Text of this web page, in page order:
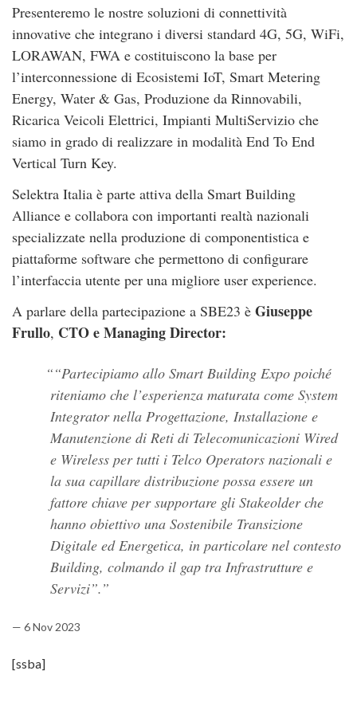
Presenteremo le nostre soluzioni di connettività
innovative che integrano i diversi standard 4G, 5G, WiFi,
LORAWAN, FWA e costituiscono la base per
l’interconnessione di Ecosistemi IoT, Smart Metering
Energy, Water & Gas, Produzione da Rinnovabili,
Ricarica Veicoli Elettrici, Impianti MultiServizio che
siamo in grado di realizzare in modalità End To End
Vertical Turn Key.
Selektra Italia è parte attiva della Smart Building
Alliance e collabora con importanti realtà nazionali
specializzate nella produzione di componentistica e
piattaforme software che permettono di configurare
l’interfaccia utente per una migliore user experience.
A parlare della partecipazione a SBE23 è Giuseppe
Frullo, CTO e Managing Director:
“Partecipiamo allo Smart Building Expo poiché
riteniamo che l’esperienza maturata come System
Integrator nella Progettazione, Installazione e
Manutenzione di Reti di Telecomunicazioni Wired
e Wireless per tutti i Telco Operators nazionali e
la sua capillare distribuzione possa essere un
fattore chiave per supportare gli Stakeolder che
hanno obiettivo una Sostenibile Transizione
Digitale ed Energetica, in particolare nel contesto
Building, colmando il gap tra Infrastrutture e
Servizi”.
— 6 Nov 2023
[ssba]